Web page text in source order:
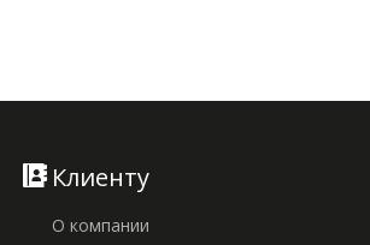
Клиенту
О компании